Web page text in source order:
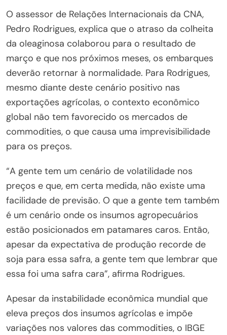
O assessor de Relações Internacionais da CNA,
Pedro Rodrigues, explica que o atraso da colheita
da oleaginosa colaborou para o resultado de
março e que nos próximos meses, os embarques
deverão retornar à normalidade. Para Rodrigues,
mesmo diante deste cenário positivo nas
exportações agrícolas, o contexto econômico
global não tem favorecido os mercados de
commodities, o que causa uma imprevisibilidade
para os preços.
“A gente tem um cenário de volatilidade nos
preços e que, em certa medida, não existe uma
facilidade de previsão. O que a gente tem também
é um cenário onde os insumos agropecuários
estão posicionados em patamares caros. Então,
apesar da expectativa de produção recorde de
soja para essa safra, a gente tem que lembrar que
essa foi uma safra cara”, afirma Rodrigues.
Apesar da instabilidade econômica mundial que
eleva preços dos insumos agrícolas e impõe
variações nos valores das commodities, o IBGE